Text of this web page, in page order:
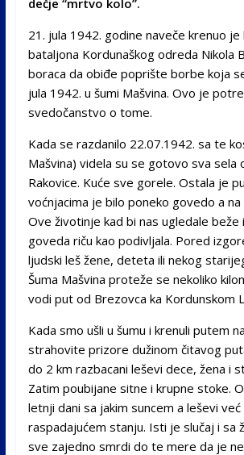
21. jula 1942. godine naveče krenuo je
batalјona Kordunaškog odreda Nikola
boraca da obiđe poprište borbe koja
jula 1942. u šumi Mašvina. Ovo je
svedočanstvo o tome.
Kada se razdanilo 22.07.1942. sa te
Mašvina) videla su se gotovo sva sela
Rakovice. Kuće sve gorele. Ostala je
voćnjacima je bilo poneko govedo a na
Ove životinje kad bi nas ugledale beže
goveda riču kao podivlјala. Pored
ljudski leš žene, deteta ili nekog
Šuma Mašvina proteže se nekoliko
vodi put od Brezovca ka Kordunskom
Kada smo ušli u šumu i krenuli putem
strahovite prizore dužinom čitavog
do 2 km razbacani leševi dece, žena i
Zatim poubijane sitne i krupne stoke.
letnji dani sa jakim suncem a leševi
raspadajućem stanju. Isti je slučaj i sa
sve zajedno smrdi do te mere da je